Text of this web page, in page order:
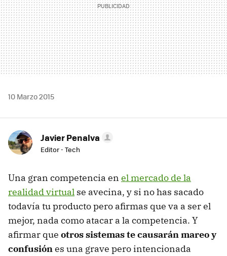
10 Marzo 2015
Javier Penalva
Editor - Tech
Una gran competencia en el mercado de la
realidad virtual se avecina, y si no has sacado
todavía tu producto pero afirmas que va a ser el
mejor, nada como atacar a la competencia. Y
afirmar que otros sistemas te causarán mareo y
confusión es una grave pero intencionada